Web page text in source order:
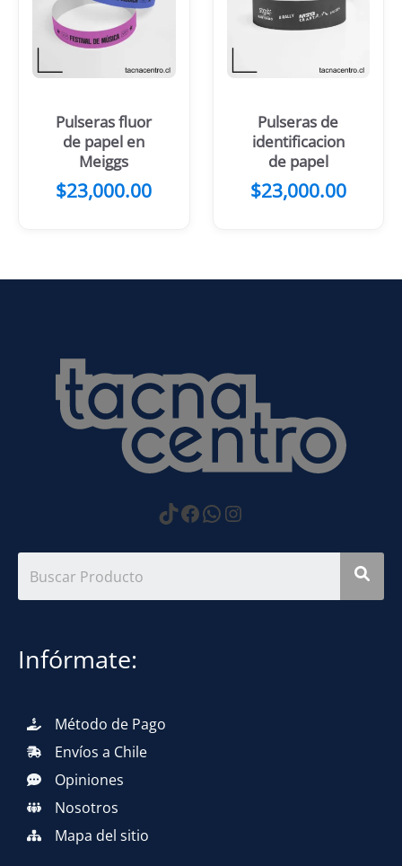
Pulseras fluor
de papel en
Meiggs
$23,000.00
Pulseras de
identificacion
de papel
$23,000.00
https://
Facebook
WhatsApp
Instagram
Infórmate:
Método de Pago
Envíos a Chile
Opiniones
Nosotros
Mapa del sitio